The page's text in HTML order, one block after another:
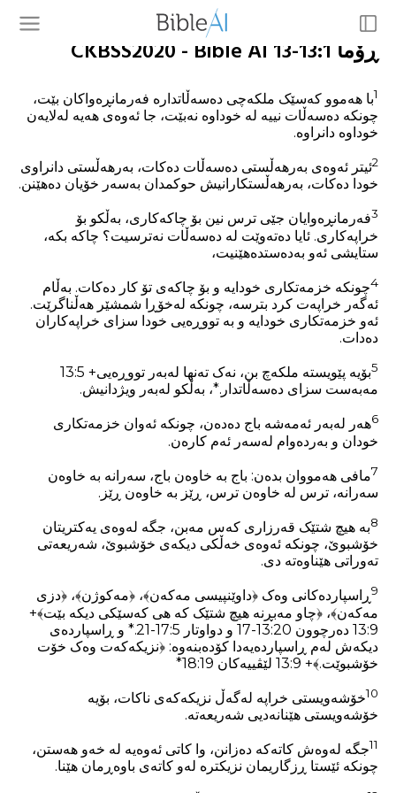
ڕۆما 13:1-13 CKBSS2020 - Bible AI
1با هەموو کەسێک ملکەچی دەسەڵاتدارە فەرمانڕەواکان بێت،
چونکە دەسەڵات نییە لە خوداوە نەبێت، جا ئەوەی هەیە لەلایەن
خوداوە دانراوە.
2ئیتر ئەوەی بەرهەڵستی دەسەڵات دەکات، بەرهەڵستی دانراوی
خودا دەکات، بەرهەڵستکارانیش حوکمدان بەسەر خۆیان دەهێنن.
3فەرمانڕەوایان جێی ترس نین بۆ چاکەکاری، بەڵکو بۆ
خراپەکاری. ئایا دەتەوێت لە دەسەڵات نەترسیت؟ چاکە بکە،
ستایشی ئەو بەدەستدەهێنیت،
4چونکە خزمەتکاری خودایە و بۆ چاکەی تۆ کار دەکات. بەڵام
ئەگەر خراپەت کرد بترسە، چونکە لەخۆڕا شمشێر هەڵناگرێت.
ئەو خزمەتکاری خودایە و بە تووڕەیی خودا سزای خراپەکاران
دەدات.
5
بۆیە پێویستە ملکەچ بن، نەک تەنها لەبەر تووڕەیی+ 13:5
مەبەست سزای دەسەڵاتدار.‏*، بەڵکو لەبەر ویژدانیش.
6هەر لەبەر ئەمەشە باج دەدەن، چونکە ئەوان خزمەتکاری
خودان و بەردەوام لەسەر ئەم کارەن.
7مافی هەمووان بدەن: باج بە خاوەن باج، سەرانە بە خاوەن
سەرانە، ترس لە خاوەن ترس، ڕێز بە خاوەن ڕێز.
8بە هیچ شتێک قەرزاری کەس مەبن، جگە لەوەی یەکتریتان
خۆشبوێ، چونکە ئەوەی خەڵکی دیکەی خۆشبوێ، شەریعەتی
تەوراتی هێناوەتە دی.
9ڕاسپاردەکانی وەک ﴿داوێنپیسی مەکەن﴾، ﴿مەکوژن﴾، ﴿دزی
مەکەن﴾، ﴿چاو مەبڕنە هیچ شتێک کە هی کەسێکی دیکە بێت﴾+
13:9 دەرچوون 20‏:13‏-17 و دواوتار 5‏:17‏-21.‏‏* و ڕاسپاردەی
دیکەش لەم ڕاسپاردەیەدا کۆدەبنەوە: ﴿نزیکەکەت وەک خۆت
خۆشبوێت.﴾+ 13:9 لێڤییەکان 19‏:18‏‏*
10خۆشەویستی خراپە لەگەڵ نزیکەکەی ناکات، بۆیە
خۆشەویستی هێنانەدیی شەریعەتە.
11جگە لەوەش کاتەکە دەزانن، وا کاتی ئەوەیە لە خەو هەستن،
چونکە ئێستا ڕزگاریمان نزیکترە لەو کاتەی باوەڕمان هێنا.